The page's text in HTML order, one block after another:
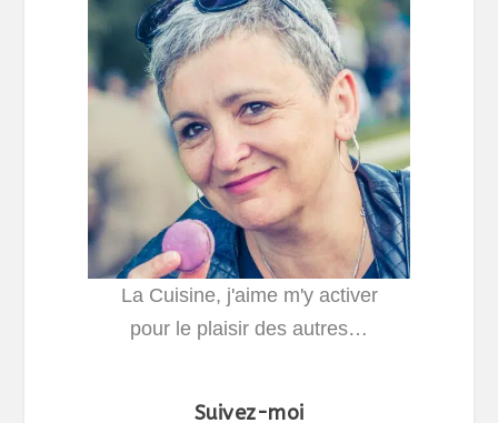
La Cuisine, j'aime m'y activer
pour le plaisir des autres…
Suivez-moi